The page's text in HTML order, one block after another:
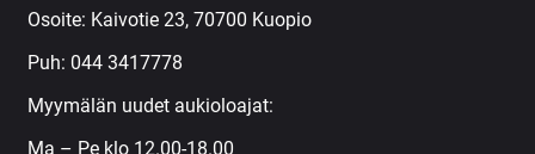
Osoite: Kaivotie 23, 70700 Kuopio
Puh: 044 3417778
Myymälän uudet aukioloajat:
Ma – Pe klo 12.00-18.00